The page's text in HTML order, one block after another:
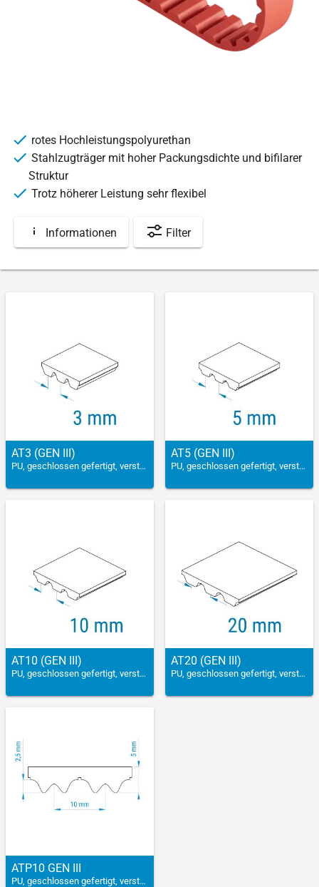
rotes Hochleistungspolyurethan
Stahlzugträger mit hoher Packungsdichte und bifilarer
Struktur
Trotz höherer Leistung sehr flexibel
Informationen Filter
AT3 (GEN III)
PU, geschlossen gefertigt, verstärkt
AT5 (GEN III)
PU, geschlossen gefertigt, verstärkt
AT10 (GEN III)
PU, geschlossen gefertigt, verstärkt
AT20 (GEN III)
PU, geschlossen gefertigt, verstärkt
ATP10 GEN III
PU, geschlossen gefertigt, verstärkt